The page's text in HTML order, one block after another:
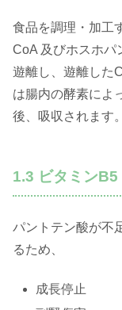
食品を調理・加工
CoA 及びホスホパ
遊離し、遊離した
は腸内の酵素によ
後、吸収されます。
1.3 ビタミンB5
パントテン酸が不
るため、
成長停止